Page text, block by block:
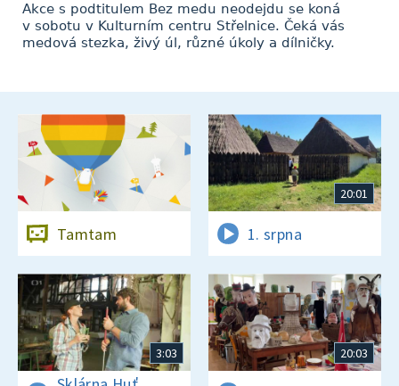
Akce s podtitulem Bez medu neodejdu se koná
v sobotu v Kulturním centru Střelnice. Čeká vás
medová stezka, živý úl, různé úkoly a dílničky.
Tamtam
20:01
1. srpna
3:03 20:03